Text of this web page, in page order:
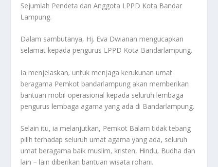
Sejumlah Pendeta dan Anggota LPPD Kota Bandar
Lampung.
Dalam sambutanya, Hj. Eva Dwianan mengucapkan
selamat kepada pengurus LPPD Kota Bandarlampung.
Ia menjelaskan, untuk menjaga kerukunan umat
beragama Pemkot bandarlampung akan memberikan
bantuan mobil operasional kepada seluruh lembaga
pengurus lembaga agama yang ada di Bandarlampung.
Selain itu, ia melanjutkan, Pemkot Balam tidak tebang
pilih terhadap seluruh umat agama yang ada, seluruh
umat beragama baik muslim, kristen, Hindu, Budha dan
lain – lain diberikan bantuan wisata rohani.